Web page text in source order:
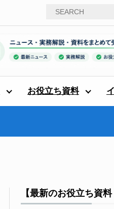
お役立ち資料
【最新のお役立ち資料